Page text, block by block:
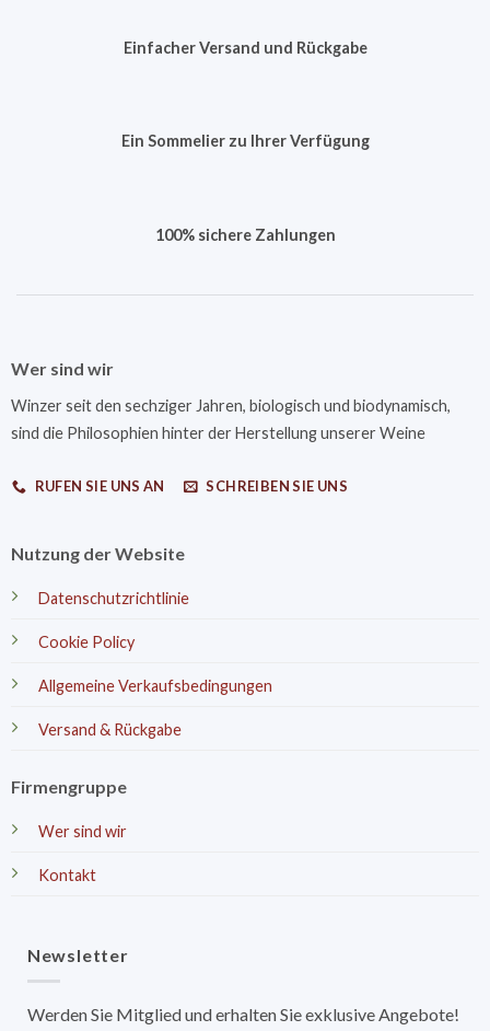
Einfacher Versand und Rückgabe
Ein Sommelier zu Ihrer Verfügung
100% sichere Zahlungen
Wer sind wir
Winzer seit den sechziger Jahren, biologisch und biodynamisch,
sind die Philosophien hinter der Herstellung unserer Weine
RUFEN SIE UNS AN SCHREIBEN SIE UNS
Nutzung der Website
Datenschutzrichtlinie
Cookie Policy
Allgemeine Verkaufsbedingungen
Versand & Rückgabe
Firmengruppe
Wer sind wir
Kontakt
Newsletter
Werden Sie Mitglied und erhalten Sie exklusive Angebote!